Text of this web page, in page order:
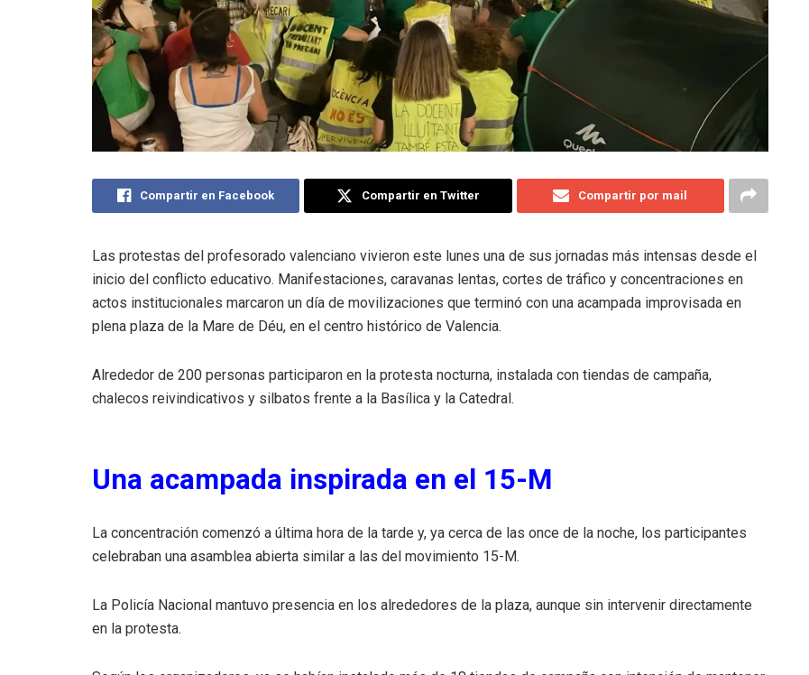
Compartir en Facebook Compartir en Twitter Compartir por mail
Las protestas del profesorado valenciano vivieron este lunes una de sus jornadas más intensas desde el
inicio del conflicto educativo. Manifestaciones, caravanas lentas, cortes de tráfico y concentraciones en
actos institucionales marcaron un día de movilizaciones que terminó con una acampada improvisada en
plena plaza de la Mare de Déu, en el centro histórico de Valencia.
Alrededor de 200 personas participaron en la protesta nocturna, instalada con tiendas de campaña,
chalecos reivindicativos y silbatos frente a la Basílica y la Catedral.
Una acampada inspirada en el 15-M
La concentración comenzó a última hora de la tarde y, ya cerca de las once de la noche, los participantes
celebraban una asamblea abierta similar a las del movimiento 15-M.
La Policía Nacional mantuvo presencia en los alrededores de la plaza, aunque sin intervenir directamente
en la protesta.